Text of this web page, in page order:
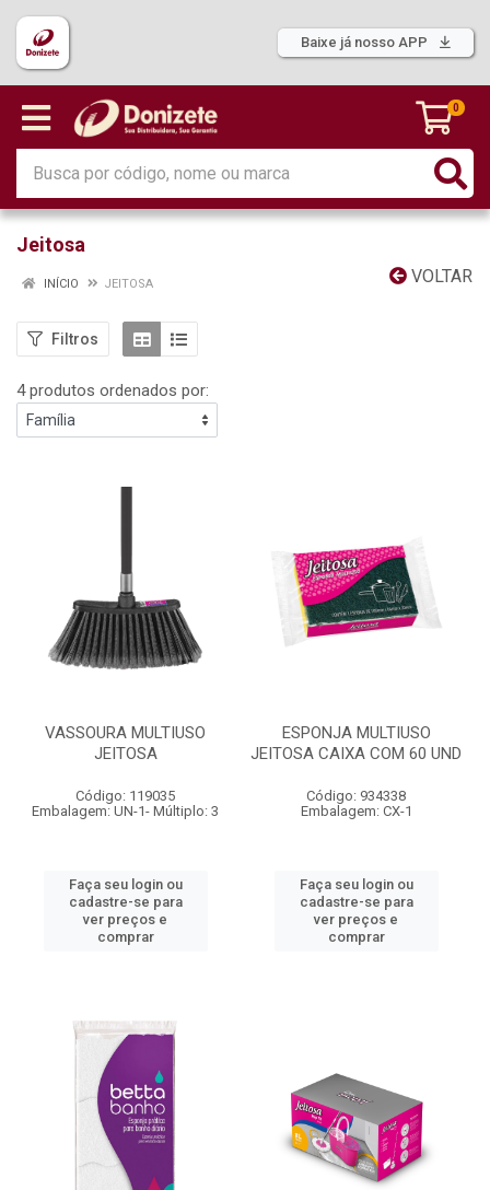
Baixe já nosso APP
0
Jeitosa
VOLTAR
INÍCIO JEITOSA
Filtros
4 produtos ordenados por:
VASSOURA MULTIUSO
JEITOSA
Código: 119035
Embalagem: UN-1- Múltiplo: 3
Faça seu login ou
cadastre-se para
ver preços e
comprar
ESPONJA MULTIUSO
JEITOSA CAIXA COM 60 UND
Código: 934338
Embalagem: CX-1
Faça seu login ou
cadastre-se para
ver preços e
comprar